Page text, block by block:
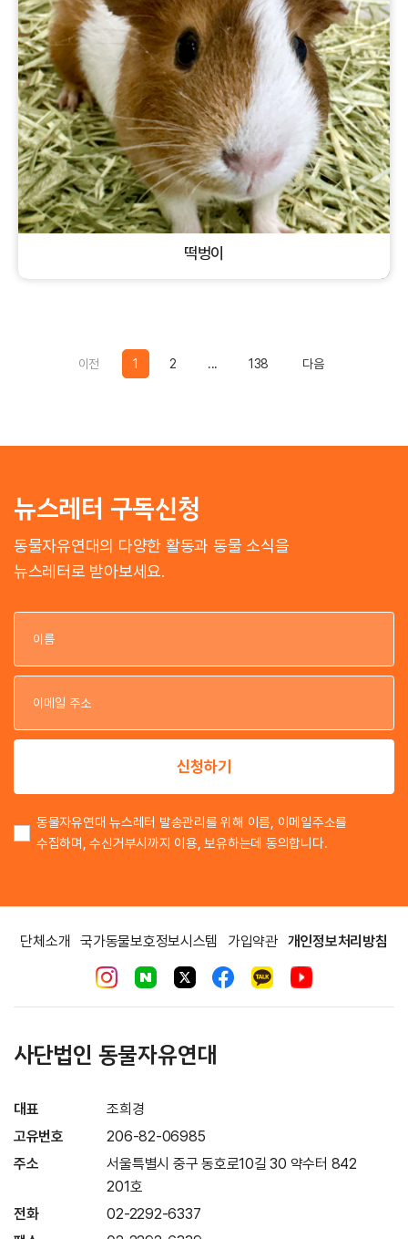
떡벙이
이전 Previous
1 2 ... 138 다음Previous
뉴스레터 구독신청
동물자유연대의 다양한 활동과 동물 소식을
뉴스레터로 받아보세요.
이
이
신청하기
동물자유연대 뉴스레터 발송관리를 위해 이름, 이메일주소를
수집하며, 수신거부시까지 이용, 보유하는데 동의합니다.
단체소개 국가동물보호정보시스템 가입약관 개인정보처리방침
사단법인 동물자유연대
대표
조희경
고유번호
206-82-06985
주소
서울특별시 중구 동호로10길 30 약수터 842
201호
전화
02-2292-6337